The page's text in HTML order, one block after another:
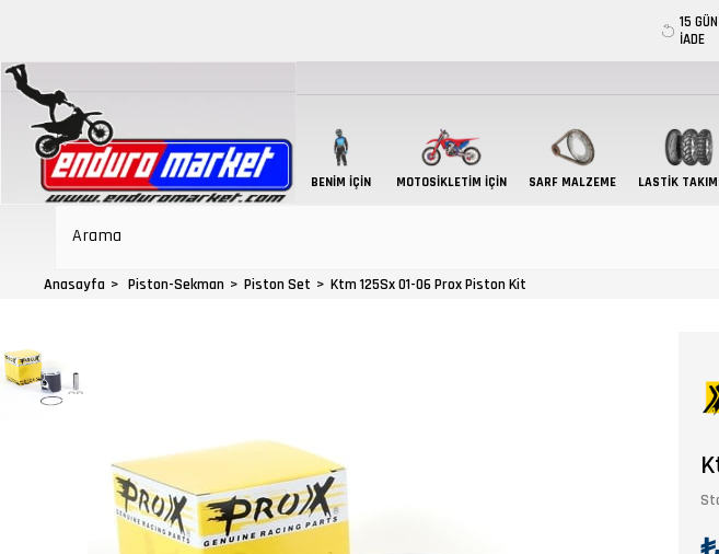
15
İADE
BENIM İÇIN MOTOSIKLETIM İÇIN SARF MALZEME LASTIK
Anasayfa Piston-Sekman Piston Set Ktm 125Sx 01-06 Prox Piston Kit